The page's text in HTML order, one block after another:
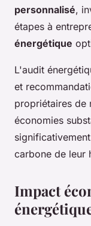
personnalisé,
étapes à
énergétique
L'audit
et
propriétaires de
économies
carbone de leur
Impact